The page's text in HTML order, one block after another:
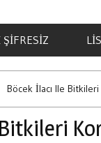
ŞIFRESIZ
Böcek İlacı Ile